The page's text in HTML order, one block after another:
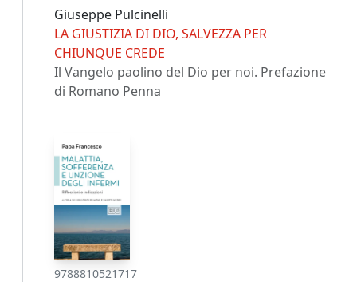
Giuseppe Pulcinelli
LA GIUSTIZIA DI DIO, SALVEZZA PER
CHIUNQUE CREDE
Il Vangelo paolino del Dio per noi. Prefazione
di Romano Penna
9788810521717